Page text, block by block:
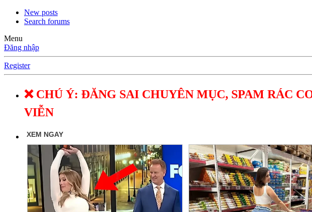
New posts
Search forums
Menu
Đăng nhập
Register
❌ CHÚ Ý: ĐĂNG SAI CHUYÊN MỤC, SPAM RÁC
VIỄN